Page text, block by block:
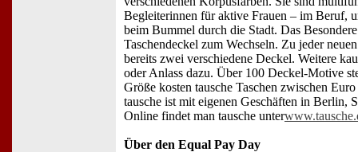
Begleiterinnen für aktive Frauen – im Beruf,
beim Bummel durch die Stadt. Das
Taschendeckel zum Wechseln. Zu jeder
bereits zwei verschiedene Deckel. Weitere
oder Anlass dazu. Über 100 Deckel-Motive
Größe kosten tausche Taschen zwischen
tausche ist mit eigenen Geschäften in Berlin,
Online findet man tausche unter
Über den Equal Pay Day